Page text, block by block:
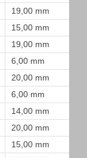
19,00 mm
15,00 mm
19,00 mm
6,00 mm
20,00 mm
6,00 mm
14,00 mm
20,00 mm
15,00 mm